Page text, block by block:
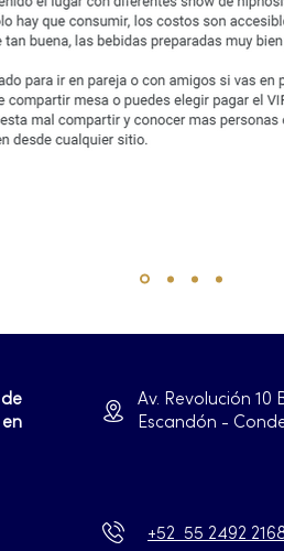
Av. Revolución 10
Escandón -
+52 55 2492